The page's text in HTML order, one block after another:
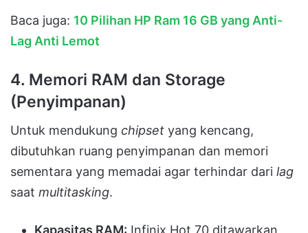
Baca juga: 10 Pilihan HP Ram 16 GB yang Anti-
Lag Anti Lemot
4. Memori RAM dan Storage
(Penyimpanan)
Untuk mendukung chipset yang kencang,
dibutuhkan ruang penyimpanan dan memori
sementara yang memadai agar terhindar dari lag
saat multitasking.
Kapasitas RAM: Infinix Hot 70 ditawarkan